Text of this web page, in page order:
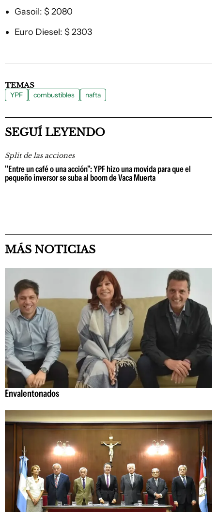
Gasoil: $ 2080
Euro Diesel: $ 2303
TEMAS
YPF combustibles nafta
SEGUÍ LEYENDO
Split de las acciones
"Entre un café o una acción": YPF hizo una movida para que el
pequeño inversor se suba al boom de Vaca Muerta
MÁS NOTICIAS
Envalentonados